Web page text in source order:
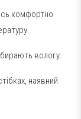
комфортно
вологу.
наявний